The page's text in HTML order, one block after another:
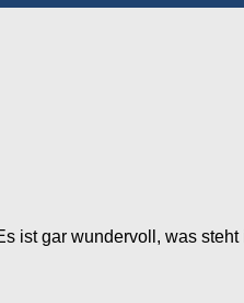
ist gar wundervoll, was